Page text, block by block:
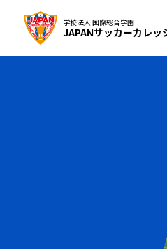
学校法人 国際総合学園
JAPANサッカーカレッ